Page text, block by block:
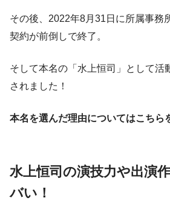
その後、 2022年8月31日に所属事務
契約が前倒しで終了。
そして本名の「水上恒司」として活
されました！
本名を選んだ理由についてはこちら
水上恒司の演技力や出演
バい！